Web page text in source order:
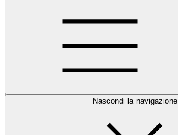
Nascondi la navigazione